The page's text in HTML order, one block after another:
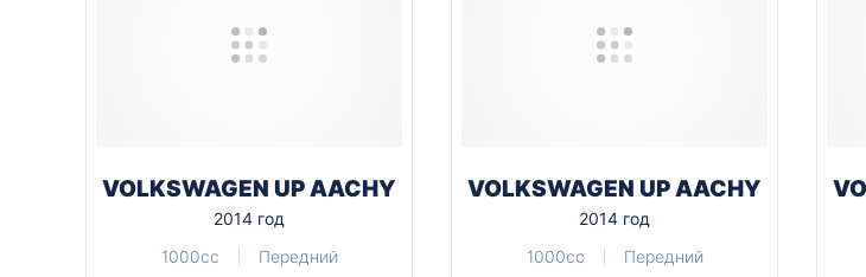
VOLKSWAGEN UP AACHY
2014 год
1000cc
Передний
VOLKSWAGEN UP AACHY
2014 год
1000cc
Передний